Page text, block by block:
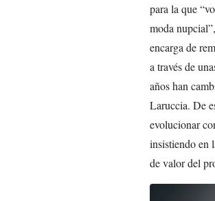
para la que
moda
encarga de
a través de
años han
Laruccia. De
evolucionar
insistiendo en
de valor del